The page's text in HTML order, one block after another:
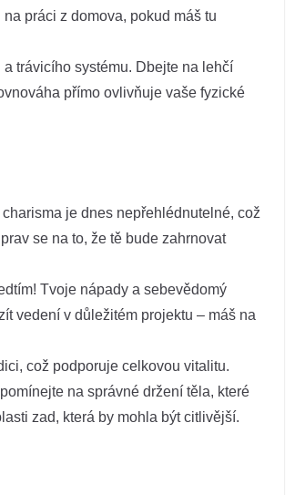
práci z domova, pokud máš tu
trávicího systému. Dbejte na lehčí
přímo ovlivňuje vaše fyzické
je dnes nepřehlédnutelné, což
se na to, že tě bude zahrnovat
Tvoje nápady a sebevědomý
vedení v důležitém projektu – máš na
což podporuje celkovou vitalitu.
na správné držení těla, které
zad, která by mohla být citlivější.